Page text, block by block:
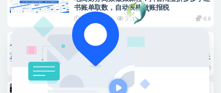
书账单取数，自动表格做账报税
2026-07-01 321 8.8
福缘网教程
电商财务自动化高效实操课：Excel数据建模
搭配影刀机器人，订单资金报表一键自动对账
2026-06-30 8.8
福缘网教程